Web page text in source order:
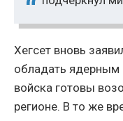
Хегсет вновь
обладать ядерным
войска готовы
регионе. В то же